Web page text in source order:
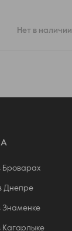
Нет в наличии
Броварах
Днепре
Знаменке
Кагарлыке